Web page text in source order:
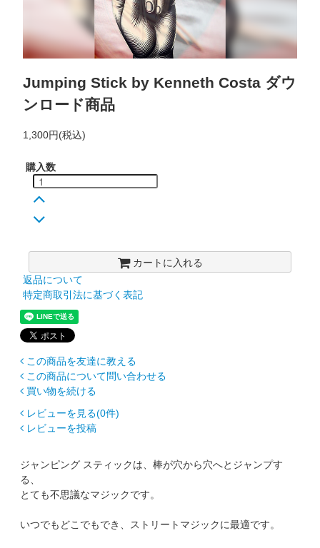
Jumping Stick by Kenneth Costa ダウ
ンロード商品
1,300円(税込)
購入数
カートに入れる
返品について
特定商取引法に基づく表記
この商品を友達に教える
この商品について問い合わせる
買い物を続ける
レビューを見る(0件)
レビューを投稿
ジャンピング スティックは、棒が穴から穴へとジャンプす
る、
とても不思議なマジックです。
いつでもどこでもでき、ストリートマジックに最適です。